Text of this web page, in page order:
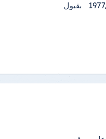
البكالوريوس الفرقة الرابعة عام 1977/1978 بقبول